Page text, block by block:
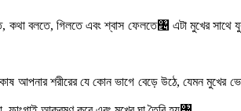
কথা বলতে, গিলতে এবং শ্বাস ফেলতে৤ এটা মুখের সাথে
আপনার শরীরের যে কোন ভাগে বেড়ে উঠে, যেমন